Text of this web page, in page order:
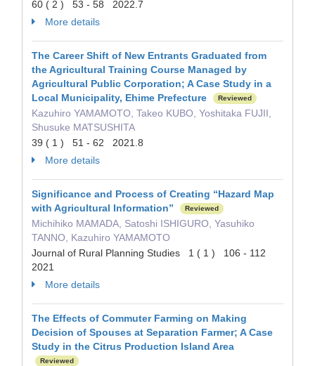
60 ( 2 ) 53 - 58 2022.7
More details
The Career Shift of New Entrants Graduated from
the Agricultural Training Course Managed by
Agricultural Public Corporation; A Case Study in a
Local Municipality, Ehime Prefecture
Reviewed
Kazuhiro YAMAMOTO, Takeo KUBO, Yoshitaka FUJII,
Shusuke MATSUSHITA
39 ( 1 ) 51 - 62 2021.8
More details
Significance and Process of Creating “Hazard Map
with Agricultural Information”
Reviewed
Michihiko MAMADA, Satoshi ISHIGURO, Yasuhiko
TANNO, Kazuhiro YAMAMOTO
Journal of Rural Planning Studies 1 ( 1 ) 106 - 112
2021
More details
The Effects of Commuter Farming on Making
Decision of Spouses at Separation Farmer; A Case
Study in the Citrus Production Island Area
Reviewed